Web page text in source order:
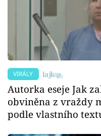
VIRÁLY
Autorka eseje Jak
obviněna z vraždy
podle vlastního